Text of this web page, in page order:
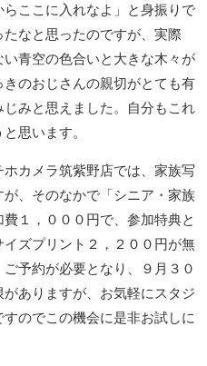
ここに入れなよ」と身振りで
なと思ったのですが、実際
青空の色合いと大きな木々が
のおじさんの親切がとても有
みと思えました。自分もこれ
思います。
カメラ筑紫野店では、家族写
、そのなかで「シニア・家族
１，０００円で、参加特典と
ズプリント２，２００円が無
予約が必要となり、９月３０
ありますが、お気軽にスタジ
のでこの機会に是非お試しに